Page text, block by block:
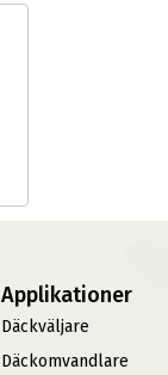
Applikationer
Däckväljare
Däckomvandlare